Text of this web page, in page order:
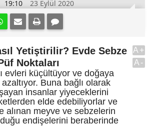
19:10 23 Eylül 2020
Yetiştirilir? Evde Sebze
Noktaları
evleri küçültüyor ve doğaya
azaltıyor. Buna bağlı olarak
insanlar yiyeceklerini
elde edebiliyorlar ve
alınan meyve ve sebzelerin
endişelerini beraberinde
A+
A-